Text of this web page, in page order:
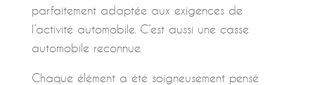
parfaitement adaptée aux exigences de
l’activité automobile. C’est aussi une casse
automobile reconnue.
Chaque élément a été soigneusement pensé